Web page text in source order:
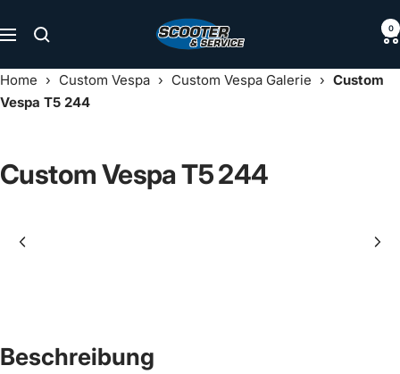
zum
Navigation
Scooter
Service
0
Home › Custom Vespa › Custom Vespa Galerie › Custom
Vespa T5 244
Custom Vespa T5 244
Beschreibung